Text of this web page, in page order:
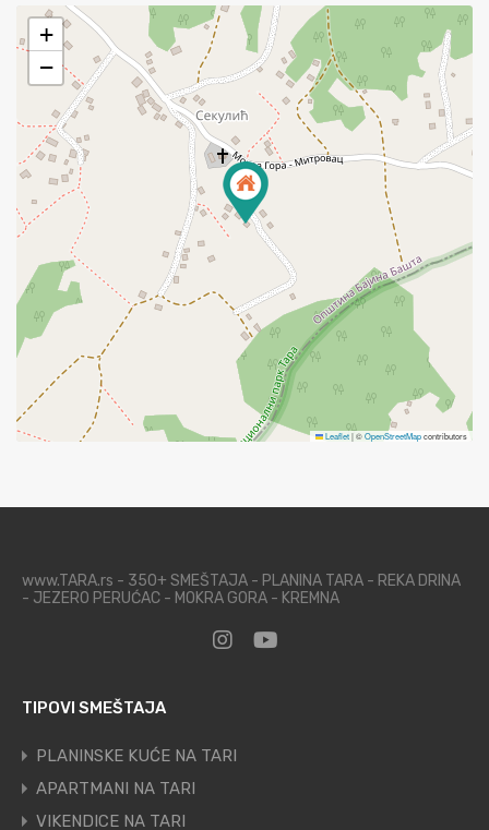
+
−
Leaflet|©OpenStreetMapcontributors
www.TARA.rs - 350+ SMEŠTAJA - PLANINA TARA - REKA DRINA
- JEZERO PERUĆAC - MOKRA GORA - KREMNA
TIPOVI SMEŠTAJA
PLANINSKE KUĆE NA TARI
APARTMANI NA TARI
VIKENDICE NA TARI